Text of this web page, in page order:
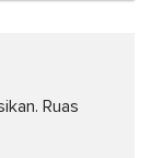
Ruas